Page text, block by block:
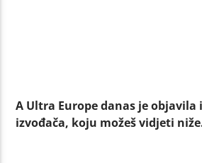
A Ultra Europe danas je
izvođača, koju možeš vidjeti